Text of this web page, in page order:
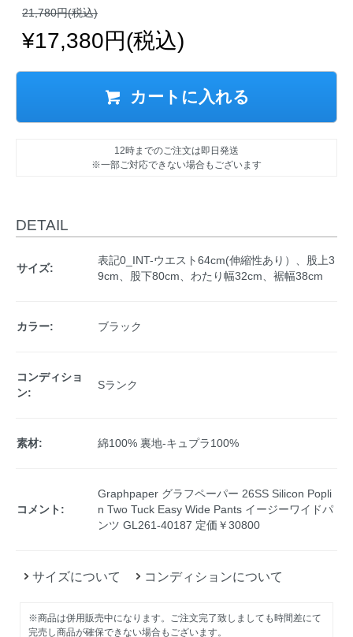
21,780円(税込)
¥17,380円(税込)
カートに入れる
12時までのご注文は即日発送
※一部ご対応できない場合もございます
DETAIL
サイズ:
表記0_INT-ウエスト64cm(伸縮性あり）、股上3
9cm、股下80cm、わたり幅32cm、裾幅38cm
カラー: ブラック
コンディショ
ン:
Sランク
素材: 綿100% 裏地-キュプラ100%
コメント:
Graphpaper グラフペーパー 26SS Silicon Popli
n Two Tuck Easy Wide Pants イージーワイドパ
ンツ GL261-40187 定価￥30800
サイズについて コンディションについて
※商品は併用販売中になります。ご注文完了致しましても時間差にて
完売し商品が確保できない場合もございます。